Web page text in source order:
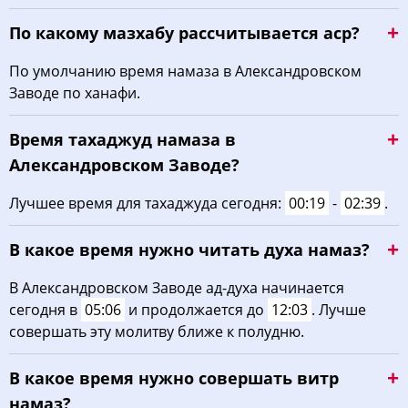
05:03 21:06
21, Пт 03:09 05:04 12:11 16:06 19:18 21:04
22, Сб
23, Вс 03:14 05:07 12:11 20:58
19:12 20:55
25, Вт 03:19 05:10 12:10 16:01 19:10 20:53
27, Чт 03:23 05:13 12:10 15:58 19:05 20:47
28, Пт 03:25 05:15 12:10 15:57 19:03 20:44
03:28 05:17 15:56 19:01
По какому мазхабу рассчитывается аср?
По умолчанию время намаза в Александровском
Заводе по ханафи.
Время тахаджуд намаза в
Александровском Заводе?
Лучшее время для тахаджуда сегодня: 00:19 - 02:39 .
В какое время нужно читать духа намаз?
В Александровском Заводе ад-духа начинается
сегодня в 05:06 и продолжается до 12:03 . Лучше
совершать эту молитву ближе к полудню.
В какое время нужно совершать витр
намаз?